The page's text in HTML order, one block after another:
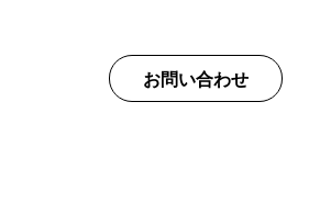
お問い合わせ